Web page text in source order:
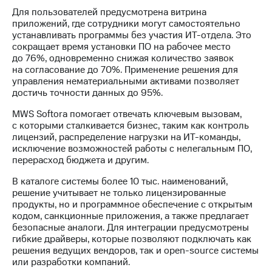
Корпоративный
секретарь
Раскрытие
информации
Информация
акционерам
Документы
ПАО
"МТС"
Собрания
акционеров
Личный
кабинет
акционера
Акционерный
капитал
Контроль
и
аудит
Рынок
акций
Описание
Для пользователей предусмотрена витрина
приложений, где сотрудники могут самостоятельно
устанавливать программы без участия ИТ-отдела. Это
сокращает время установки ПО на рабочее место
до 76%, одновременно снижая количество заявок
на согласование до 70%. Применение решения для
управления нематериальными активами позволяет
достичь точности данных до 95%.
MWS Softora помогает отвечать ключевым вызовам,
с которыми сталкивается бизнес, таким как контроль
лицензий, распределение нагрузки на ИТ-команды,
исключение возможностей работы с нелегальным ПО,
перерасход бюджета и другим.
В каталоге системы более 10 тыс. наименований,
решение учитывает не только лицензированные
продукты, но и программное обеспечение с открытым
кодом, санкционные приложения, а также предлагает
безопасные аналоги. Для интеграции предусмотрены
гибкие драйверы, которые позволяют подключать как
решения ведущих вендоров, так и open-source системы
или разработки компаний.